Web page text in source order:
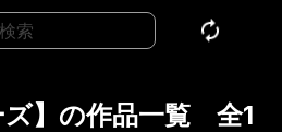
ズ】の作品一覧 全1